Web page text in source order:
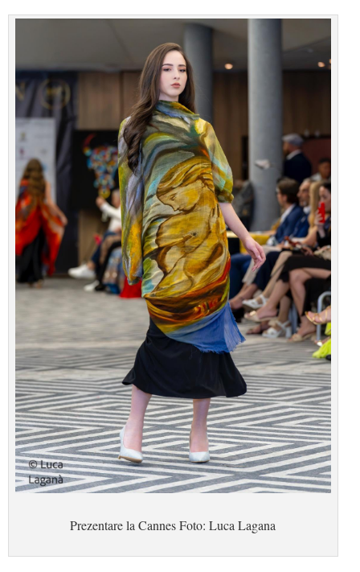
Prezentare la Cannes Foto: Luca Lagana